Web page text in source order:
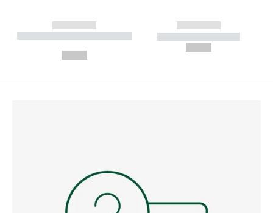
------------
----------- ----------- --------
------------
----------- -----------